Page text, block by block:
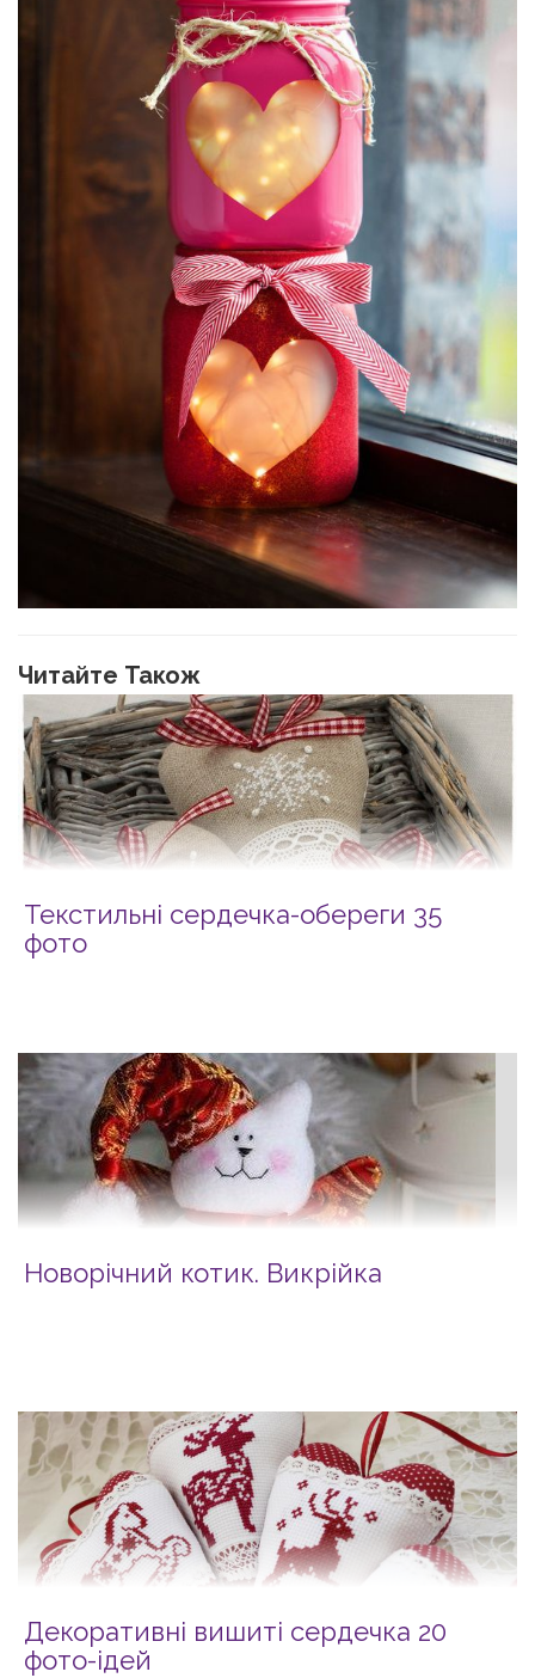
Читайте Також
Текстильні сердечка-обереги 35
фото
Новорічний котик. Викрійка
Декоративні вишиті сердечка 20
фото-ідей